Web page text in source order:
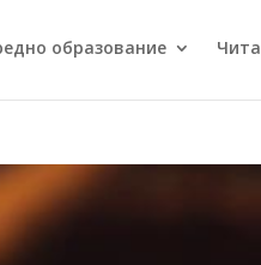
образование